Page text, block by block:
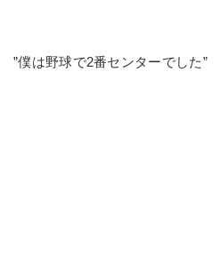
”僕は野球で2番センターでした”